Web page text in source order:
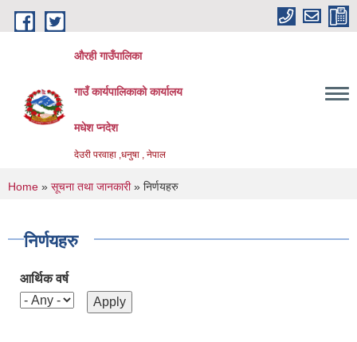
Skip to main content
औरही गाउँपालिका
गाउँ कार्यपालिकाको कार्यालय
मधेश प्नदेश
देउरी परवाहा ,धनुषा , नेपाल
You are here
Home » सूचना तथा जानकारी» निर्णयहरु
निर्णयहरु
आर्थिक वर्ष